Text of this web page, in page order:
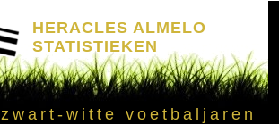
HERACLES ALMELO
STATISTIEKEN
zwart-witte voetbaljaren